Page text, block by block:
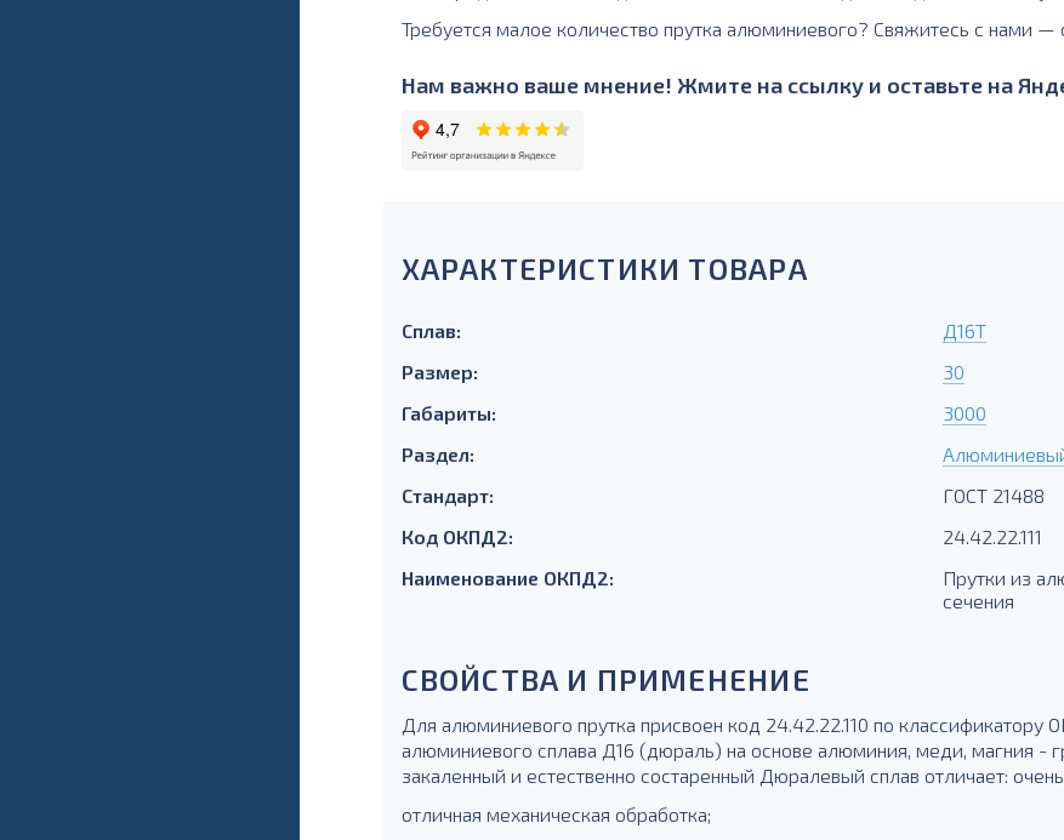
Требуется малое количество прутка алюминиевого? Свяжитесь с нами —
Нам важно ваше мнение! Жмите на ссылку и оставьте на
ХАРАКТЕРИСТИКИ ТОВАРА
Сплав:
Д16Т
Размер:
30
Габариты:
3000
Раздел:
Стандарт:
ГОСТ 21488
Код ОКПД2:
24.42.22.111
Наименование ОКПД2:
Прутки из
сечения
СВОЙСТВА И ПРИМЕНЕНИЕ
Для алюминиевого прутка присвоен код 24.42.22.110 по классификатору
алюминиевого сплава Д16 (дюраль) на основе алюминия, меди, магния -
закаленный и естественно состаренный Дюралевый сплав отличает:
отличная механическая обработка;